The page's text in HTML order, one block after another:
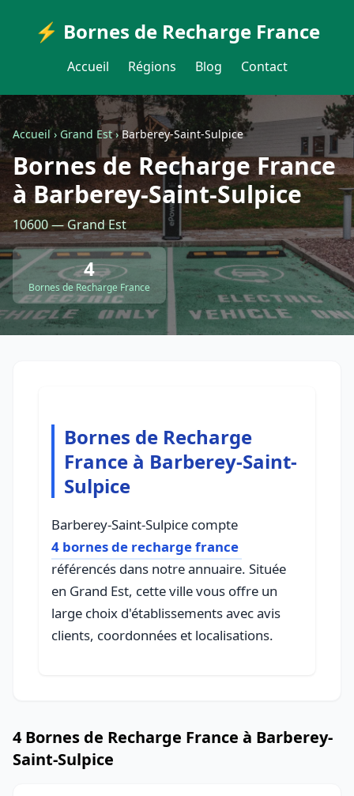
⚡ Bornes de Recharge France
Accueil Régions Blog Contact
Accueil›Grand Est›Barberey-Saint-Sulpice
Bornes de Recharge France
à Barberey-Saint-Sulpice
10600 — Grand Est
4
Bornes de Recharge France
Bornes de Recharge
France à Barberey-Saint-
Sulpice
Barberey-Saint-Sulpice compte
4 bornes de recharge france
référencés dans notre annuaire. Située
en Grand Est, cette ville vous offre un
large choix d'établissements avec avis
clients, coordonnées et localisations.
4 Bornes de Recharge France à Barberey-
Saint-Sulpice